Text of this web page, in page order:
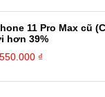
11 Pro Max cũ
hơn 39%
₫